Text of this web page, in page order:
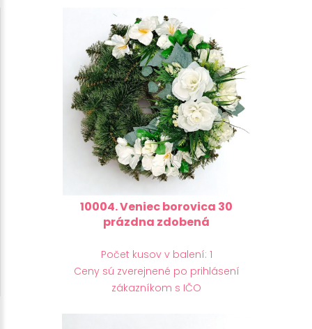
10004. Veniec borovica 30
prázdna zdobená
Počet kusov v balení: 1
Ceny sú zverejnené po prihlásení
zákazníkom s IČO